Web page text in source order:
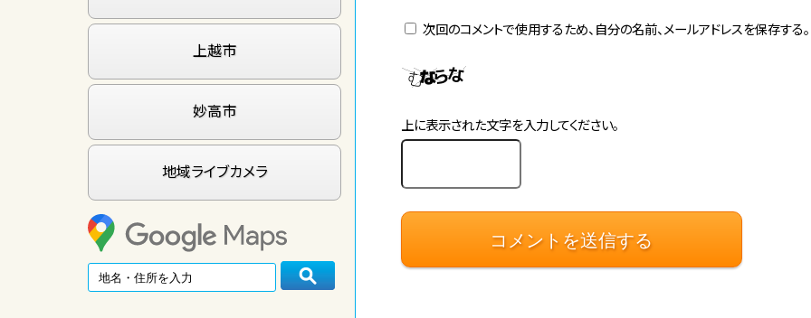
上越市
妙高市
地域ライブカメラ
次回のコメントで使用するため、自分の名前、メールアドレスを保存する。
上に表示された文字を入力してください。